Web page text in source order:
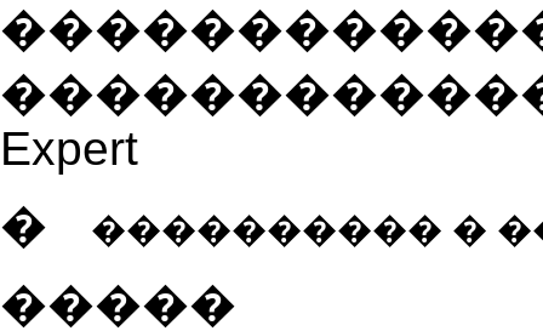
Expert
�
���������� �
�����